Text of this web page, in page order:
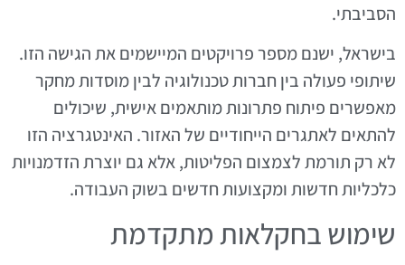
הסביבתי.
בישראל, ישנם מספר פרויקטים המיישמים את הגישה הזו.
שיתופי פעולה בין חברות טכנולוגיה לבין מוסדות מחקר
מאפשרים פיתוח פתרונות מותאמים אישית, שיכולים
להתאים לאתגרים הייחודיים של האזור. האינטגרציה הזו
לא רק תורמת לצמצום הפליטות, אלא גם יוצרת הזדמנויות
כלכליות חדשות ומקצועות חדשים בשוק העבודה.
שימוש בחקלאות מתקדמת